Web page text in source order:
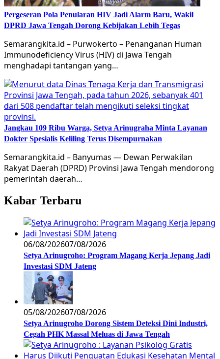
Pergeseran Pola Penularan HIV Jadi Alarm Baru, Wakil
DPRD Jawa Tengah Dorong Kebijakan Lebih Tegas
Semarangkita.id – Purwokerto – Penanganan Human
Immunodeficiency Virus (HIV) di Jawa Tengah
menghadapi tantangan yang…
Jangkau 109 Ribu Warga, Setya Arinugraha Minta Layanan
Dokter Spesialis Keliling Terus Disempurnakan
Semarangkita.id – Banyumas — Dewan Perwakilan
Rakyat Daerah (DPRD) Provinsi Jawa Tengah mendorong
pemerintah daerah…
Kabar Terbaru
06/08/202607/08/2026
Setya Arinugroho: Program Magang Kerja Jepang Jadi
Investasi SDM Jateng
05/08/202607/08/2026
Setya Arinugroho Dorong Sistem Deteksi Dini Industri,
Cegah PHK Massal Meluas di Jawa Tengah